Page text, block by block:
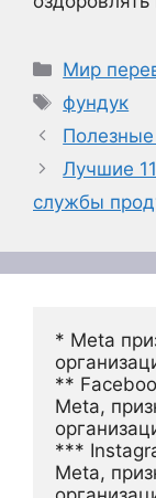
Рубрики
Мир
Метки
фундук
Лучшие
службы
* Meta
**
Meta,
***
Meta,